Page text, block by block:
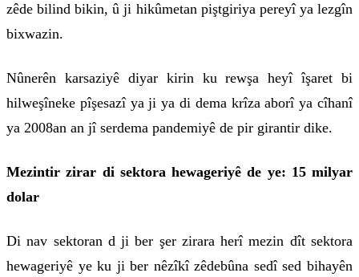
zêde bilind bikin, û ji hikûmetan piştgiriya pereyî ya lezgîn
bixwazin.
Nûnerên karsaziyê diyar kirin ku rewşa heyî îşaret bi
hilweşîneke pîşesazî ya ji ya di dema krîza aborî ya cîhanî
ya 2008an an jî serdema pandemiyê de pir girantir dike.
Mezintir zirar di sektora hewageriyê de ye: 15 milyar
dolar
Di nav sektoran d ji ber şer zirara herî mezin dît sektora
hewageriyê ye ku ji ber nêzîkî zêdebûna sedî sed bihayên